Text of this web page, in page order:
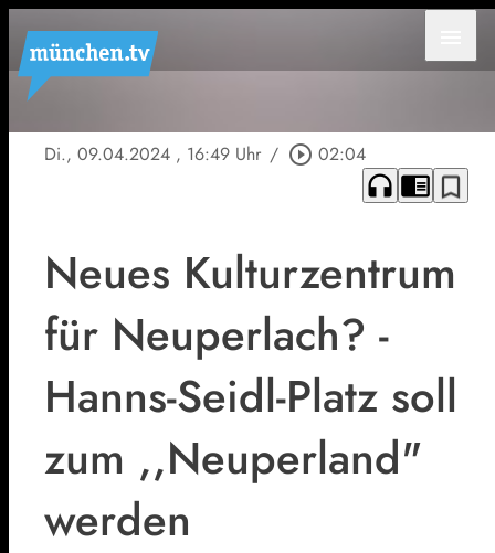
Di., 09.04.2024 , 16:49 Uhr / play_circle_outline 02:04
headphones chrome_reader_mode bookmark_border
Neues Kulturzentrum
für Neuperlach? -
Hanns-Seidl-Platz soll
zum ,,Neuperland"
werden